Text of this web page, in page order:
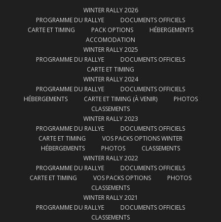
WINTER RALLY 2026
PROGRAMME DU RALLYE
DOCUMENTS OFFICIELS
CARTE ET TIMING
PACK OPTIONS
HÉBERGEMENTS
ACCOMODATION
WINTER RALLY 2025
PROGRAMME DU RALLYE
DOCUMENTS OFFICIELS
CARTE ET TIMING
WINTER RALLY 2024
PROGRAMME DU RALLYE
DOCUMENTS OFFICIELS
HÉBERGEMENTS
CARTE ET TIMING (À VENIR)
PHOTOS
CLASSEMENTS
WINTER RALLY 2023
PROGRAMME DU RALLYE
DOCUMENTS OFFICIELS
CARTE ET TIMING
VOS PACKS OPTIONS WINTER
HÉBERGEMENTS
PHOTOS
CLASSEMENTS
WINTER RALLY 2022
PROGRAMME DU RALLYE
DOCUMENTS OFFICIELS
CARTE ET TIMING
VOS PACKS OPTIONS
PHOTOS
CLASSEMENTS
WINTER RALLY 2021
PROGRAMME DU RALLYE
DOCUMENTS OFFICIELS
CLASSEMENTS